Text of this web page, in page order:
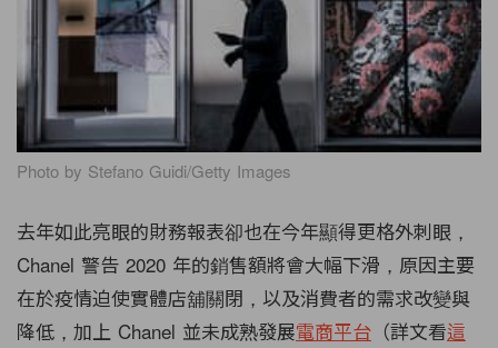
Photo by Stefano Guidi/Getty Images
去年如此亮眼的財務報表卻也在今年顯得更格外刺眼，
Chanel 警告 2020 年的銷售額將會大幅下滑，原因主要
在於疫情迫使實體店舖關閉，以及消費者的需求改變與
降低，加上 Chanel 並未成熟發展電商平台 （詳文看這